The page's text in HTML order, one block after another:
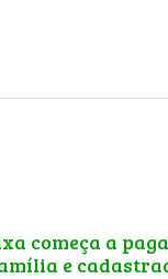
começa a
e